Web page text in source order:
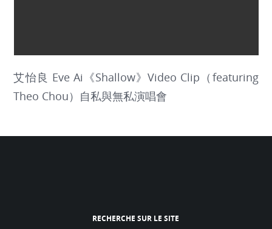
艾怡良 Eve Ai《Shallow》Video Clip（featuring
Theo Chou）自私與無私演唱會
RECHERCHE SUR LE SITE